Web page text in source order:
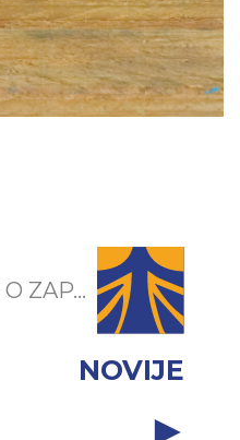
ZAP...
NOVIJE